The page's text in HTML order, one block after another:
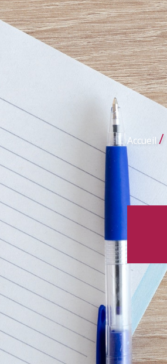
Accueil /